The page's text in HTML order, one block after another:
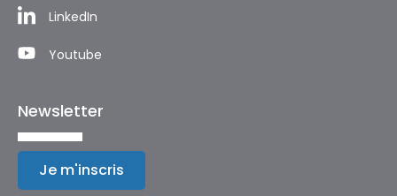
LinkedIn
Youtube
Newsletter
Je m'inscris